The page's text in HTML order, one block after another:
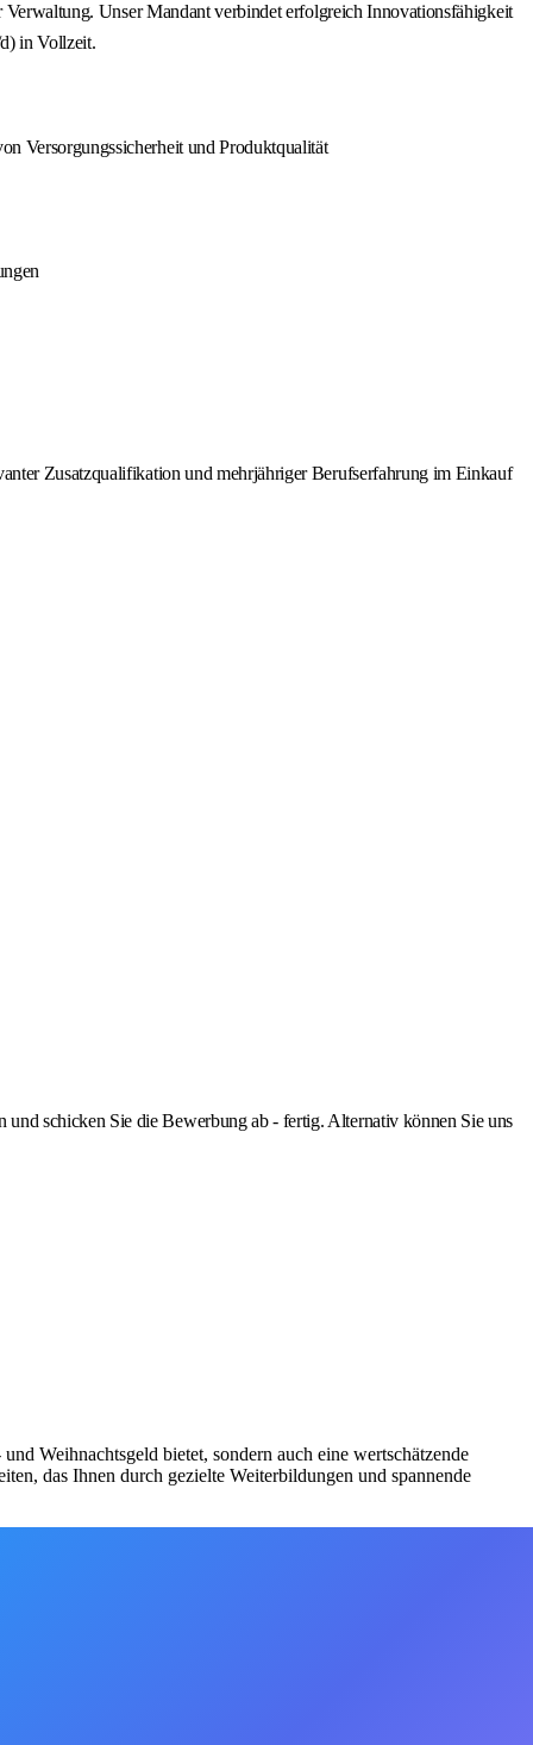
Unser Mandant verbindet erfolgreich Innovationsfähigkeit
in Vollzeit.
Versorgungssicherheit und Produktqualität
Zusatzqualifikation und mehrjähriger Berufserfahrung im Einkauf
schicken Sie die Bewerbung ab - fertig. Alternativ können Sie uns
Weihnachtsgeld bietet, sondern auch eine wertschätzende
das Ihnen durch gezielte Weiterbildungen und spannende